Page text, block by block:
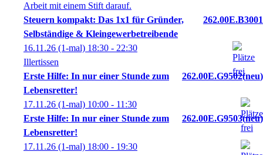
Steuern kompakt: Das 1x1 für Gründer,
Selbständige & Kleingewerbetreibende
262.00E.B3001
16.11.26 (1-mal) 18:30 - 22:30
Illertissen
Erste Hilfe: In nur einer Stunde zum
Lebensretter!
262.00E.G9502 neu
17.11.26 (1-mal) 10:00 - 11:30
Erste Hilfe: In nur einer Stunde zum
Lebensretter!
262.00E.G9503 neu
17.11.26 (1-mal) 18:00 - 19:30